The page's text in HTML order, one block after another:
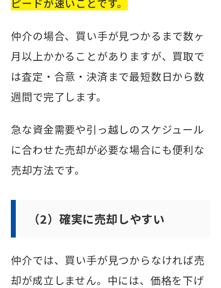
ピードが速いことです。
仲介の場合、買い手が見つかるまで数ヶ
月以上かかることがありますが、買取で
は査定・合意・決済まで最短数日から数
週間で完了します。
急な資金需要や引っ越しのスケジュール
に合わせた売却が必要な場合にも便利な
売却方法です。
（2）確実に売却しやすい
仲介では、買い手が見つからなければ売
却が成立しません。中には、価格を下げ